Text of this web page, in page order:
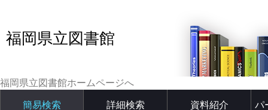
福岡県立図書館
福岡県立図書館ホームページへ
簡易検索 詳細検索 資料紹介 パ